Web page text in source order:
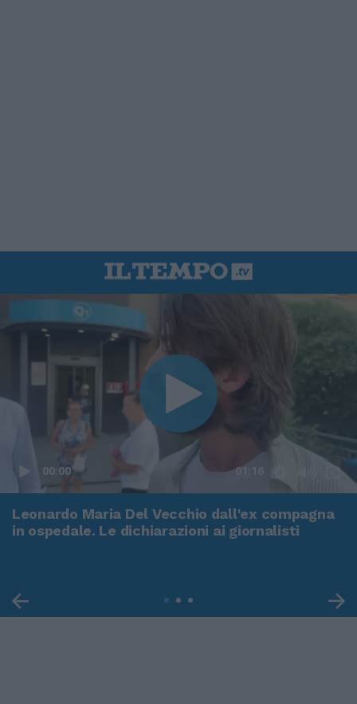
00:00 01:16
Leonardo Maria Del Vecchio dall'ex compagna
in ospedale. Le dichiarazioni ai giornalisti